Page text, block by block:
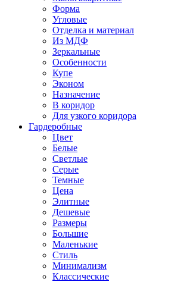
Форма
Угловые
Отделка и материал
Из МДФ
Зеркальные
Особенности
Купе
Эконом
Назначение
В коридор
Для узкого коридора
Гардеробные
Цвет
Белые
Светлые
Серые
Темные
Цена
Элитные
Дешевые
Размеры
Большие
Маленькие
Стиль
Минимализм
Классические